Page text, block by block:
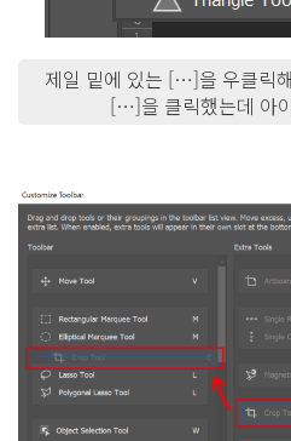
제일 밑에 있는 […]을 우클릭
[…]을 클릭했는데 아